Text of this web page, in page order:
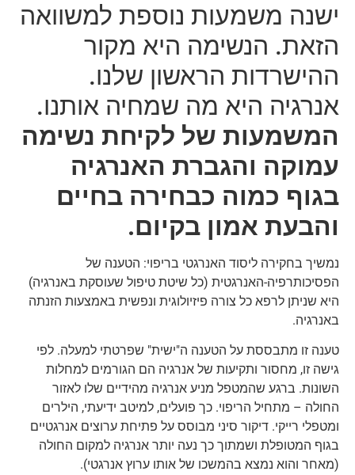
ישנה משמעות נוספת למשוואה
הזאת. הנשימה היא מקור
ההישרדות הראשון שלנו.
אנרגיה היא מה שמחיה אותנו.
המשמעות של לקיחת נשימה
עמוקה והגברת האנרגיה
בגוף כמוה כבחירה בחיים
והבעת אמון בקיום.
נמשיך בחקירה ליסוד האנרגטי בריפוי: הטענה של
הפסיכותרפיה-האנרגטית (כל שיטת טיפול שעוסקת באנרגיה)
היא שניתן לרפא כל צורה פיזיולוגית ונפשית באמצעות הזנתה
באנרגיה.
טענה זו מתבססת על הטענה ה"ישית" שפרטתי למעלה. לפי
גישה זו, מחסור ותקיעות של אנרגיה הם הגורמים למחלות
השונות. ברגע שהמטפל מניע אנרגיה מהידיים שלו לאזור
החולה – מתחיל הריפוי. כך פועלים, למיטב ידיעתי, הילרים
ומטפלי רייקי. דיקור סיני מבוסס על פתיחת ערוצים אנרגטיים
בגוף המטופלת ושמתוך כך נעה יותר אנרגיה למקום החולה
(מאחר והוא נמצא בהמשכו של אותו ערוץ אנרגטי).